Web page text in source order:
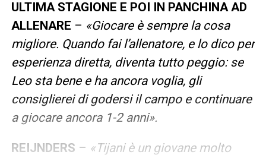
ULTIMA STAGIONE E POI IN PANCHINA AD
ALLENARE – «Giocare è sempre la cosa
migliore. Quando fai l’allenatore, e lo dico per
esperienza diretta, diventa tutto peggio: se
Leo sta bene e ha ancora voglia, gli
consiglierei di godersi il campo e continuare
a giocare ancora 1-2 anni».
REIJNDERS – «Tijani è un giovane molto